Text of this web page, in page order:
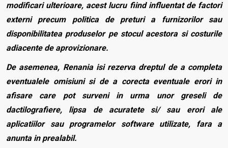
modificari ulterioare, acest lucru fiind influentat de factori
externi precum politica de preturi a furnizorilor sau
disponibilitatea produselor pe stocul acestora si costurile
adiacente de aprovizionare.
De asemenea, Renania isi rezerva dreptul de a completa
eventualele omisiuni si de a corecta eventuale erori in
afisare care pot surveni in urma unor greseli de
dactilografiere, lipsa de acuratete si/ sau erori ale
aplicatiilor sau programelor software utilizate, fara a
anunta in prealabil.